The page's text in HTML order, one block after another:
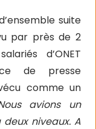
suite
par près de 2
d’ONET
de presse
comme un
avions un
niveaux. A